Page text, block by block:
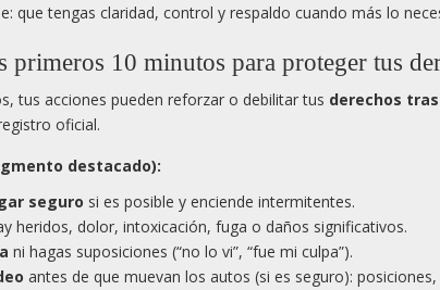
que tengas claridad, control y respaldo cuando más lo
primeros 10 minutos para proteger tus
tus acciones pueden reforzar o debilitar tus derechos
oficial.
destacado):
seguro si es posible y enciende intermitentes.
heridos, dolor, intoxicación, fuga o daños significativos.
ni hagas suposiciones (“no lo vi”, “fue mi culpa”).
antes de que muevan los autos (si es seguro):